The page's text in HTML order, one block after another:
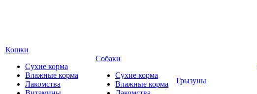
Кошки
Сухие корма
Влажные корма
Лакомства
Собаки
Сухие корма
Влажные корма
Грызуны